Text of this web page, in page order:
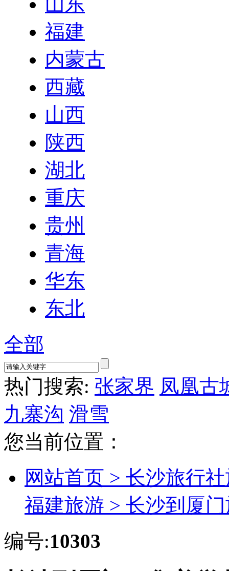
福建
内蒙古
西藏
山西
陕西
湖北
重庆
贵州
青海
华东
东北
全部
热门搜索: 张家界 凤凰古
九寨沟 滑雪
您当前位置：
网站首页 > 长沙旅行
福建旅游 > 长沙到厦
编号:10303